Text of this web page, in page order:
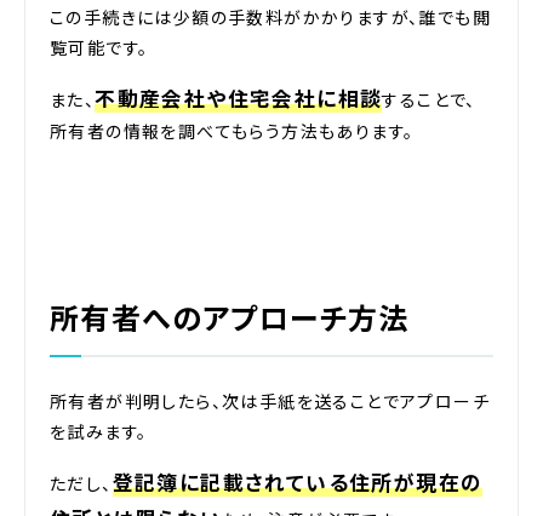
この手続きには少額の手数料がかかりますが、誰でも閲
覧可能です。
また、不動産会社や住宅会社に相談することで、
所有者の情報を調べてもらう方法もあります。
所有者へのアプローチ方法
所有者が判明したら、次は手紙を送ることでアプローチ
を試みます。
ただし、 登記簿に記載されている住所が現在の